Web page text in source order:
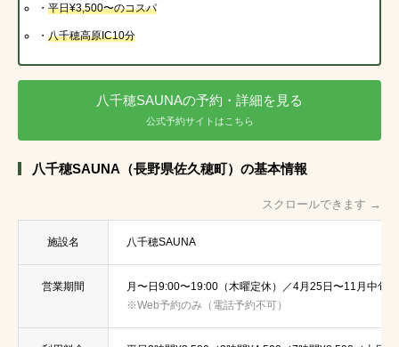
・ 平日¥3,500〜のコスパ
・ 八千穂高原IC10分
八千穂SAUNAの予約・詳細を見る
公式予約サイトはこちら
八千穂SAUNA（長野県佐久穂町）の基本情報
スクロールできます →
施設名 八千穂SAUNA
営業期間
月〜日9:00〜19:00（木曜定休）／4月25日〜11月中旬
※Web予約のみ（電話予約不可）